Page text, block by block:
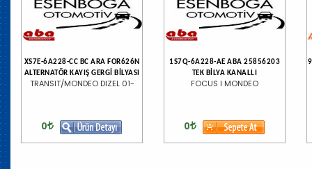
XS7E-6A228-CC BC ARA FOR626N
ALTERNATÖR KAYIŞ GERGİ BİLYASI
TRANSIT/MONDEO DIZEL 01-
0
1S7Q-6A228-AE ABA 25856203
TEK BİLYA KANALLI
FOCUS I MONDEO
0